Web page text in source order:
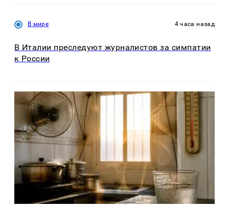
В мире 4 часа назад
В Италии преследуют журналистов за симпатии
к России